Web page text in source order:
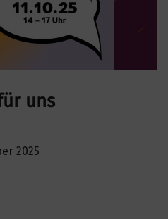
uns
2025